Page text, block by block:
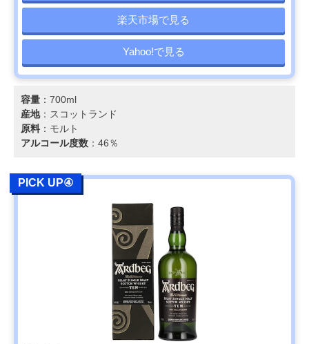
楽天市場で見る
Yahoo!で見る
容量 ：700ml
産地：スコットランド
原料 ：モルト
アルコール度数 ：46％
PICK UP④